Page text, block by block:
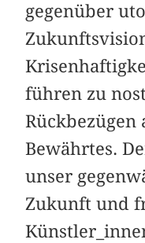
gegenüber
führen zu
Rückbezügen
Bewährtes.
unser
Zukunft und